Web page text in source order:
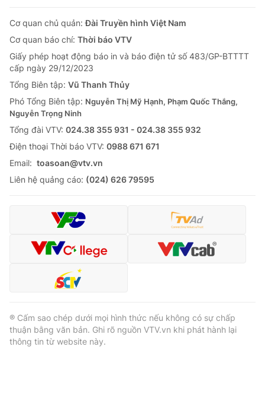
Cơ quan chủ quản:Đài Truyền hình Việt Nam
Cơ quan báo chí: Thời báo VTV
Giấy phép hoạt động báo in và báo điện tử số 483/GP-BTTTT
cấp ngày 29/12/2023
Tổng Biên tập: Vũ Thanh Thủy
Phó Tổng Biên tập: Nguyễn Thị Mỹ Hạnh, Phạm Quốc Thắng,
Nguyễn Trọng Ninh
Tổng đài VTV: 024.38 355 931 - 024.38 355 932
Ðiện thoại Thời báo VTV: 0988 671 671
Email: toasoan@vtv.vn
Liên hệ quảng cáo: (024) 626 79595
® Cấm sao chép dưới mọi hình thức nếu không có sự chấp
thuận bằng văn bản. Ghi rõ nguồn VTV.vn khi phát hành lại
thông tin từ website này.